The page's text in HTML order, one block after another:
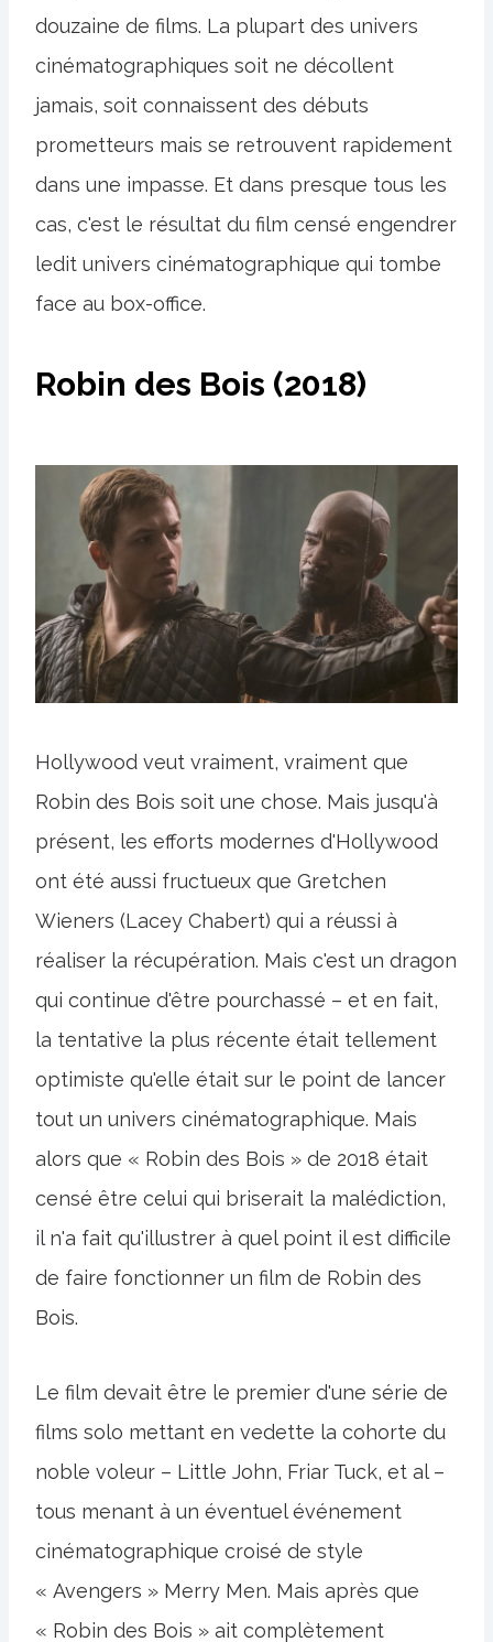
douzaine de films. La plupart des univers
cinématographiques soit ne décollent
jamais, soit connaissent des débuts
prometteurs mais se retrouvent rapidement
dans une impasse. Et dans presque tous les
cas, c'est le résultat du film censé engendrer
ledit univers cinématographique qui tombe
face au box-office.
Robin des Bois (2018)
Hollywood veut vraiment, vraiment que
Robin des Bois soit une chose. Mais jusqu'à
présent, les efforts modernes d'Hollywood
ont été aussi fructueux que Gretchen
Wieners (Lacey Chabert) qui a réussi à
réaliser la récupération. Mais c'est un dragon
qui continue d'être pourchassé – et en fait,
la tentative la plus récente était tellement
optimiste qu'elle était sur le point de lancer
tout un univers cinématographique. Mais
alors que « Robin des Bois » de 2018 était
censé être celui qui briserait la malédiction,
il n'a fait qu'illustrer à quel point il est difficile
de faire fonctionner un film de Robin des
Bois.
Le film devait être le premier d'une série de
films solo mettant en vedette la cohorte du
noble voleur – Little John, Friar Tuck, et al –
tous menant à un éventuel événement
cinématographique croisé de style
« Avengers » Merry Men. Mais après que
« Robin des Bois » ait complètement